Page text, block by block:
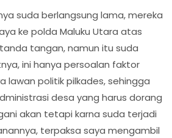
suda berlangsung lama, mereka
ke polda Maluku Utara atas
tangan, namun itu suda
ini hanya persoalan faktor
lawan politik pilkades, sehingga
desa yang harus dorang
akan tetapi karna suda terjadi
terpaksa saya mengambil